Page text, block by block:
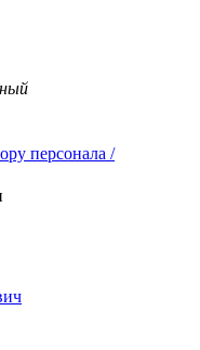
персонала /